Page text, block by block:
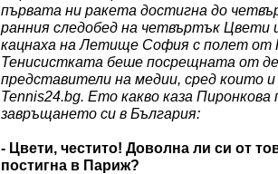
първата ни ракета достигна до
ранния следобед на четвъртък Цвети
кацнаха на Летище София с полет от
Тенисистката беше посрещната от
представители на медии, сред които
Tennis24.bg. Ето какво каза Пиронкова
завръщането си в България:
- Цвети, честито! Доволна ли си от
постигна в Париж?